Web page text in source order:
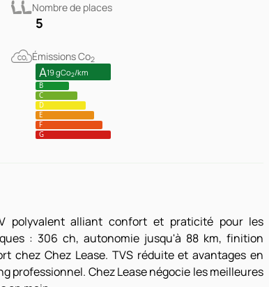
Nombre de places
5
Émissions Co2
A19 gCo2/km
B
C
D
E
F
G
polyvalent alliant confort et praticité pour les
: 306 ch, autonomie jusqu'à 88 km, finition
chez Chez Lease. TVS réduite et avantages en
professionnel. Chez Lease négocie les meilleures